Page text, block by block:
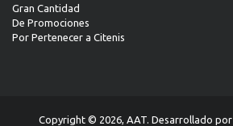
Gran Cantidad
De Promociones
Por Pertenecer a Citenis
Copyright © 2026, AAT. Desarrollado por